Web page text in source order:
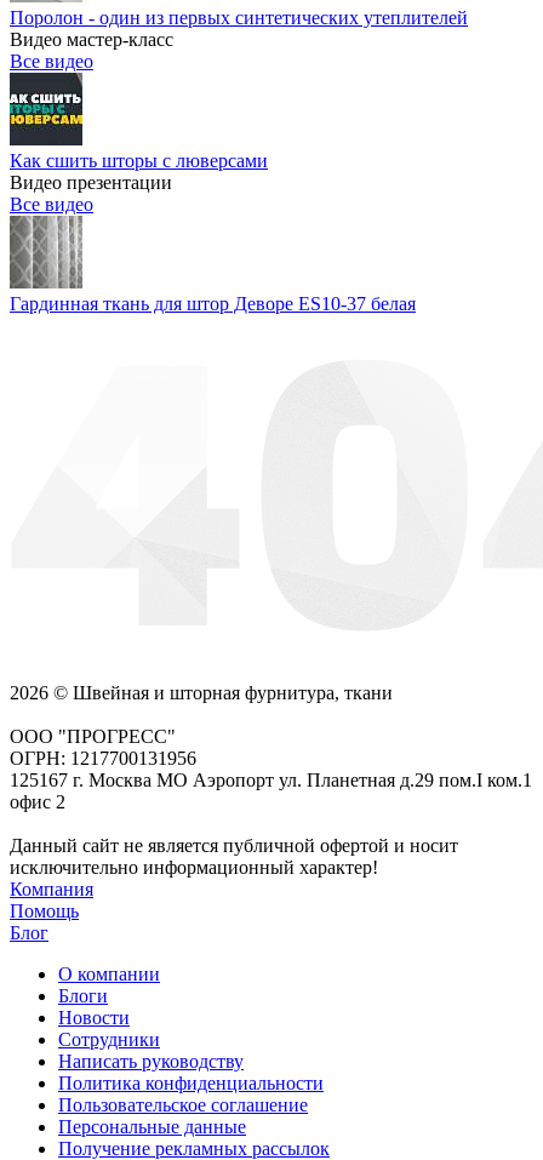
Поролон - один из первых синтетических утеплителей
Видео мастер-класс
Все видео
Как сшить шторы с люверсами
Видео презентации
Все видео
Гардинная ткань для штор Деворе ES10-37 белая
2026 © Швейная и шторная фурнитура, ткани
ООО "ПРОГРЕСС"
ОГРН: 1217700131956
125167 г. Москва МО Аэропорт ул. Планетная д.29 пом.I ком.1
офис 2
Данный сайт не является публичной офертой и носит
исключительно информационный характер!
Компания
Помощь
Блог
О компании
Блоги
Новости
Сотрудники
Написать руководству
Политика конфиденциальности
Пользовательское соглашение
Персональные данные
Получение рекламных рассылок